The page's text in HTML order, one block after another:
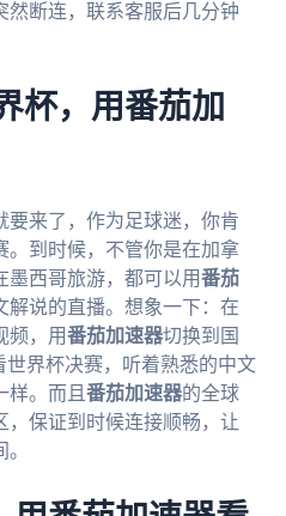
然断连，联系客服后几分钟
杯，用番茄加
要来了，作为足球迷，你肯
。到时候，不管你是在加拿
墨西哥旅游，都可以用番茄
解说的直播。想象一下：在
频，用番茄加速器切换到国
界杯决赛，听着熟悉的中文
样。而且 番茄加速器的全球
，保证到时候连接顺畅，让